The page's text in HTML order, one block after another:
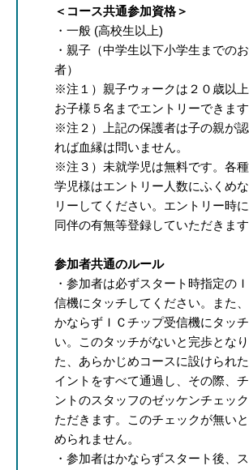
＜コース共通参加資格＞
・一般 (高校生以上)
・親子（中学生以下小学生までの
者）
※注１）親子ウォークは２０歳以
お子様５名までエントリーできます
※注２）上記の保護者は子の親が
れば血縁は問いません。
※注３）未就学児は無料です。各
学児様はエントリー人数にふくめ
リーしてください。エントリー時
同伴の有無等登録していただきます
参加者共通のルール
・参加者は必ずスタート時指定の
信機にタッチしてください。また
かならずＩＣチップ受信機にタッ
い。このタッチがないと完歩とな
た、あらかじめコースに設けられ
イントをすべて通過し、その際、
ントのスタッフのゼッケンチェッ
ただきます。このチェックが無い
められません。
・参加者はかならずスタート後、